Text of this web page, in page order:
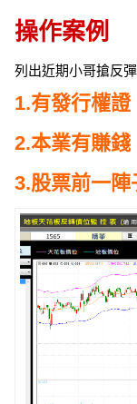
操作案例
列出近期小哥搶反
1.有發行權證
2.本業有賺錢
3.股票前一陣